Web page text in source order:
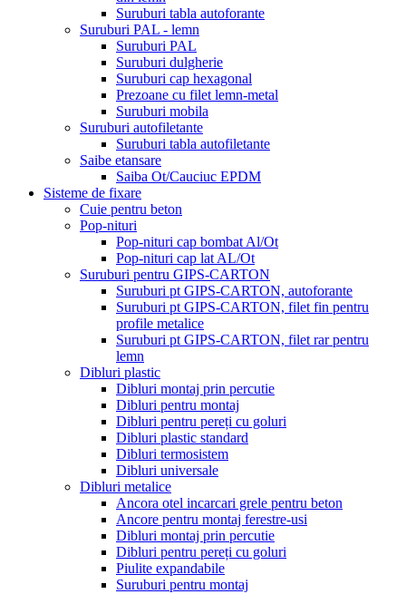
Suruburi tabla autoforante
Suruburi PAL - lemn
Suruburi PAL
Suruburi dulgherie
Suruburi cap hexagonal
Prezoane cu filet lemn-metal
Suruburi mobila
Suruburi autofiletante
Suruburi tabla autofiletante
Saibe etansare
Saiba Ot/Cauciuc EPDM
Sisteme de fixare
Cuie pentru beton
Pop-nituri
Pop-nituri cap bombat Al/Ot
Pop-nituri cap lat AL/Ot
Suruburi pentru GIPS-CARTON
Suruburi pt GIPS-CARTON, autoforante
Suruburi pt GIPS-CARTON, filet fin pentru
profile metalice
Suruburi pt GIPS-CARTON, filet rar pentru
lemn
Dibluri plastic
Dibluri montaj prin percutie
Dibluri pentru montaj
Dibluri pentru pereți cu goluri
Dibluri plastic standard
Dibluri termosistem
Dibluri universale
Dibluri metalice
Ancora otel incarcari grele pentru beton
Ancore pentru montaj ferestre-usi
Dibluri montaj prin percutie
Dibluri pentru pereți cu goluri
Piulite expandabile
Suruburi pentru montaj